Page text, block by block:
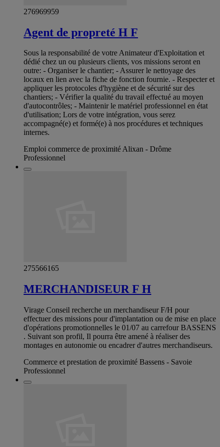
276969959
Agent de propreté H F
Sous la responsabilité de votre Animateur d'Exploitation et
dédié chez un ou plusieurs clients, vos missions seront en
outre: - Organiser le chantier; - Assurer le nettoyage des
locaux en lien avec la fiche de fonction fournie. - Respecter et
appliquer les protocoles d'hygiène et de sécurité sur des
chantiers; - Vérifier la qualité du travail effectué au moyen
d'autocontrôles; - Maintenir le matériel professionnel en état
d'utilisation; Lors de votre intégration, vous serez
accompagné(e) et formé(e) à nos procédures et techniques
internes.
Emploi commerce de proximité Alixan - Drôme
Professionnel
275566165
MERCHANDISEUR F H
Virage Conseil recherche un merchandiseur F/H pour
effectuer des missions pour d'implantation ou de mise en place
d'opérations promotionnelles le 01/07 au carrefour BASSENS
. Suivant son profil, Il pourra être amené à réaliser des
montages en autonomie ou encadrer d'autres merchandiseurs.
Commerce et prestation de proximité Bassens - Savoie
Professionnel